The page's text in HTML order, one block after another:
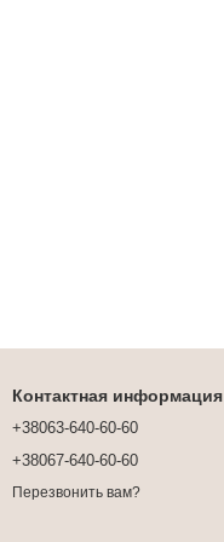
Контактная информация
+38063-640-60-60
+38067-640-60-60
Перезвонить вам?